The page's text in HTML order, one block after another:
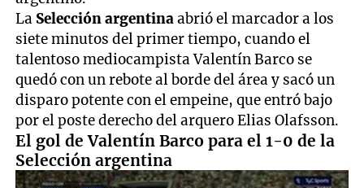
La Selección argentinaabrió el marcador a los
siete minutos del primer tiempo, cuando el
talentoso mediocampista Valentín Barco se
quedó con un rebote al borde del área y sacó un
disparo potente con el empeine, que entró bajo
por el poste derecho del arquero Elias Olafsson.
El gol de Valentín Barco para el 1-0 de la
Selección argentina